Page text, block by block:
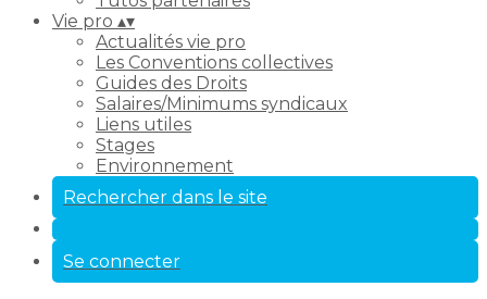
Vie pro ▴▾
Actualités vie pro
Les Conventions collectives
Guides des Droits
Salaires/Minimums syndicaux
Liens utiles
Stages
Environnement
Rechercher dans le site
Se connecter